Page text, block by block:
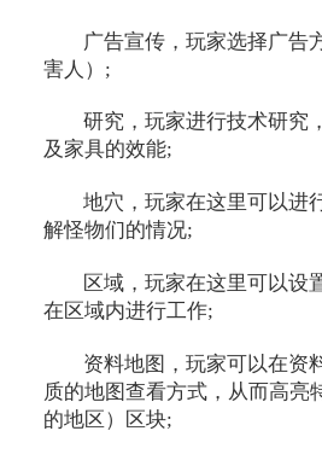
广告宣传，玩家选择广告
害人）;
研究，玩家进行技术研究
及家具的效能;
地穴，玩家在这里可以进
解怪物们的情况;
区域，玩家在这里可以设
在区域内进行工作;
资料地图，玩家可以在资
质的地图查看方式，从而高亮
的地区）区块;